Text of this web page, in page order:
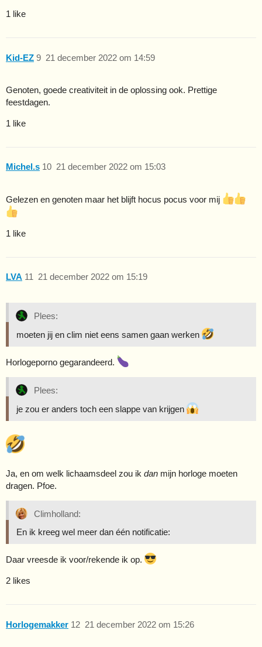
1 like
Kid-EZ 21 december 2022 om 14:59
9
Genoten, goede creativiteit in de oplossing ook. Prettige
feestdagen.
1 like
Michel.s 21 december 2022 om 15:03
10
Gelezen en genoten maar het blijft hocus pocus voor mij
1 like
LVA 21 december 2022 om 15:19
11
Plees:
moeten jij en clim niet eens samen gaan werken
Horlogeporno gegarandeerd.
Plees:
je zou er anders toch een slappe van krijgen
Ja, en om welk lichaamsdeel zou ik dan mijn horloge moeten
dragen. Pfoe.
Climholland:
En ik kreeg wel meer dan één notificatie:
Daar vreesde ik voor/rekende ik op.
2 likes
Horlogemakker 21 december 2022 om 15:26
12